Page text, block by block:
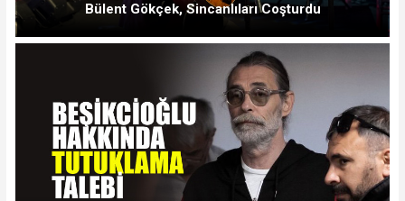
Bülent Gökçek, Sincanlıları Coşturdu